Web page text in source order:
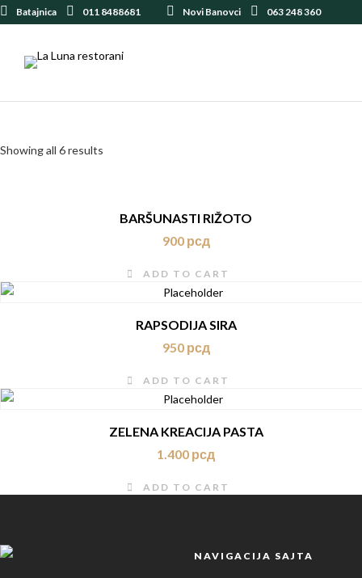
Batajnica 011 8488681 Novi Banovci 063 248 360
Showing all 6 results
BARŠUNASTI RIŽOTO
900 рсд
ADD TO CART
RAPSODIJA SIRA
950 рсд
ADD TO CART
ZELENA KREACIJA PASTA
1.400 рсд
ADD TO CART
NAVIGACIJA SAJTA